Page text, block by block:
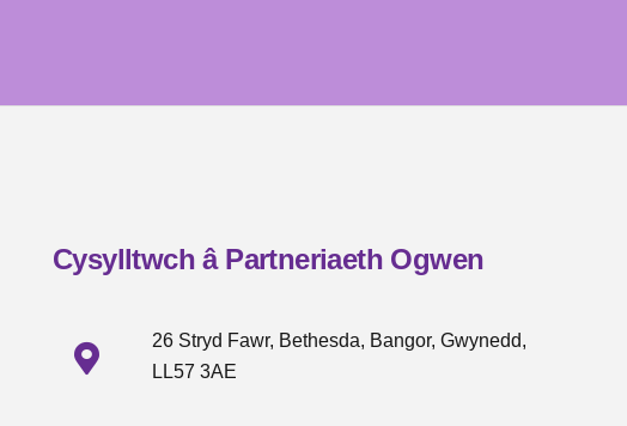
Cysylltwch â Partneriaeth Ogwen
26 Stryd Fawr, Bethesda, Bangor, Gwynedd,
LL57 3AE